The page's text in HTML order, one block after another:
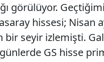
görülüyor.
hissesi; Nisan
bir seyir izlemişti.
GS hisse